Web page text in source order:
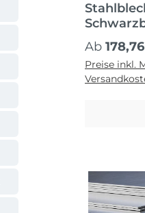
Regulärer
Ab
Preise inkl.